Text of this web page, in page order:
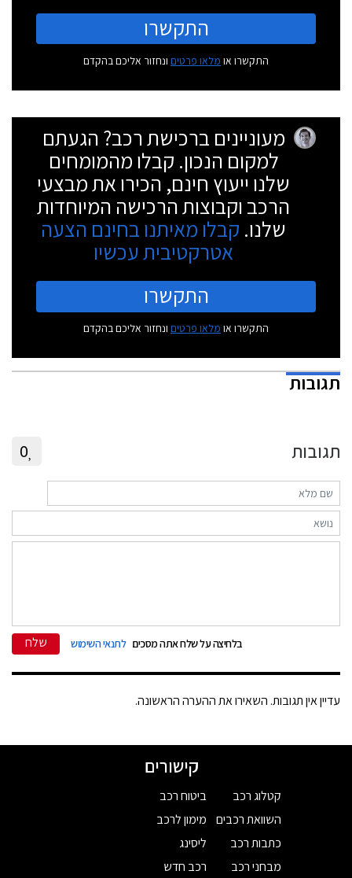
התקשרו
התקשרו או מלאו פרטים ונחזור אליכם בהקדם
מעוניינים ברכישת רכב? הגעתם
למקום הנכון. קבלו מהמומחים
שלנו ייעוץ חינם, הכירו את מבצעי
הרכב וקבוצות הרכישה המיוחדות
שלנו. קבלו מאיתנו בחינם הצעה
אטרקטיבית עכשיו
התקשרו
התקשרו או מלאו פרטים ונחזור אליכם בהקדם
תגובות
תגובות 0
בלחיצה על שלח אתה מסכים לתנאי השימוש שלח
עדיין אין תגובות. השאירו את ההערה הראשונה.
קישורים
קטלוג רכב
השוואת רכבים
כתבות רכב
מבחני רכב
ביטוח רכב
מימון לרכב
ליסינג
רכב חדש